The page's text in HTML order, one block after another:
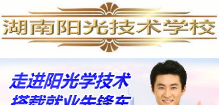
水
电
安
装
培
训
学